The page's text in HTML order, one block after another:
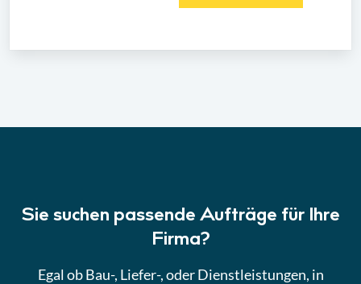
Sie suchen passende Aufträge für Ihre
Firma?
Egal ob Bau-, Liefer-, oder Dienstleistungen, in